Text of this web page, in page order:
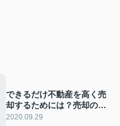
できるだけ不動産を高く売
却するためには？売却のタ
イミングを知ろう！
2020.09.29